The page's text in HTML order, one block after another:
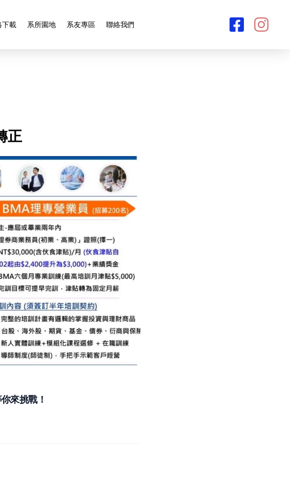
下載 系所園地 系友專區 聯絡我們
正
來挑戰！